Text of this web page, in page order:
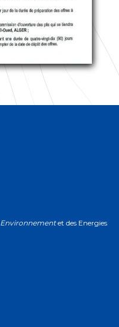
Environnementet des Energies